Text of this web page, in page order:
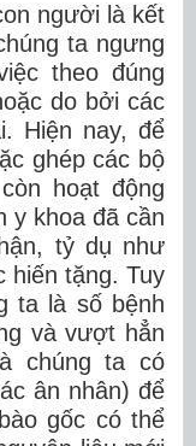
người là kết
ta ngưng
theo đúng
do bởi các
Hiện nay, để
ghép các bộ
hoạt động
y khoa đã cần
tỷ dụ như
hiến tặng. Tuy
ta là số bệnh
và vượt hẳn
chúng ta có
ân nhân) để
gốc có thể